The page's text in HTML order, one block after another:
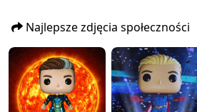
Najlepsze zdjęcia społeczności